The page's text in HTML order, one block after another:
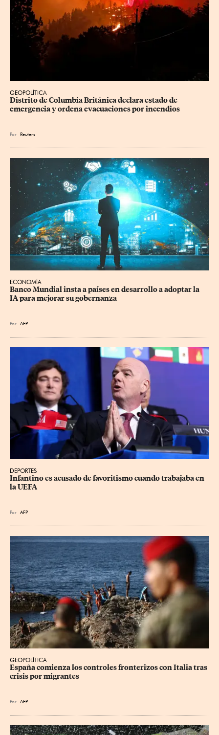
GEOPOLÍTICA
Distrito de Columbia Británica declara estado de
emergencia y ordena evacuaciones por incendios
Por Reuters
ECONOMÍA
Banco Mundial insta a países en desarrollo a adoptar la
IA para mejorar su gobernanza
Por AFP
DEPORTES
Infantino es acusado de favoritismo cuando trabajaba en
la UEFA
Por AFP
GEOPOLÍTICA
España comienza los controles fronterizos con Italia tras
crisis por migrantes
Por AFP